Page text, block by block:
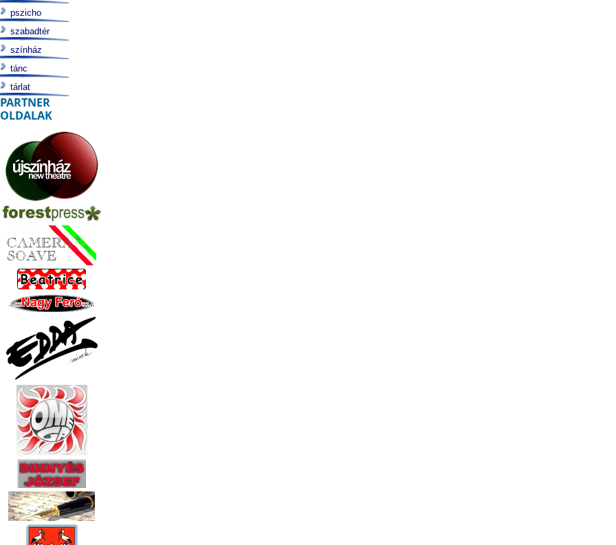
pszicho
szabadtér
színház
tánc
tárlat
PARTNER
OLDALAK